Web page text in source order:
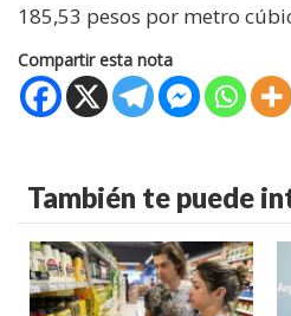
185,53 pesos por metro
Compartir esta nota
También te puede